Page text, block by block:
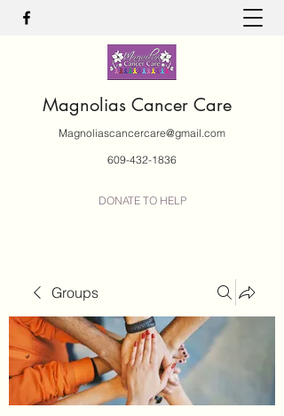
Magnolias Cancer Care
Magnoliascancercare@gmail.com
609-432-1836
DONATE TO HELP
Groups